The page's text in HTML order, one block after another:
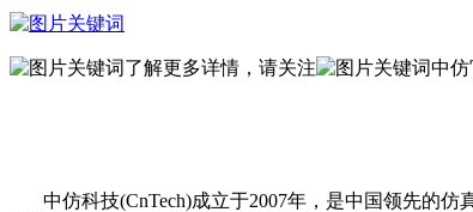
了解更多详情，请关注 中仿
中仿科技(CnTech)成立于2007年，是中国领先的仿